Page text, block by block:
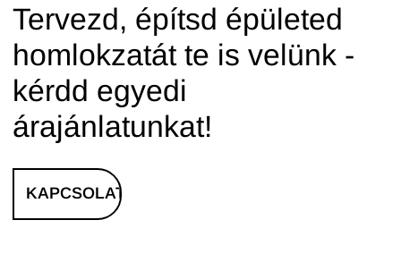
Tervezd, építsd épületed
homlokzatát te is velünk -
kérdd egyedi
árajánlatunkat!
KAPCSOLAT